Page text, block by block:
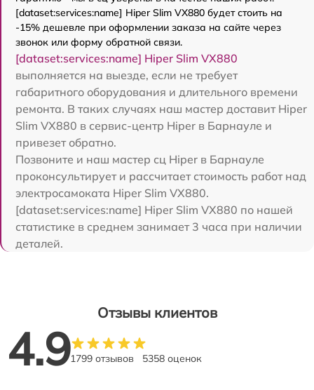
[dataset:services:name] Hiper Slim VX880 будет стоить на
-15% дешевле при оформлении заказа на сайте через
звонок или форму обратной связи.
[dataset:services:name] Hiper Slim VX880
выполняется на выезде, если не требует
габаритного оборудования и длительного времени
ремонта. В таких случаях наш мастер доставит Hiper
Slim VX880 в сервис-центр Hiper в Барнауле и
привезет обратно.
Позвоните и наш мастер сц Hiper в Барнауле
проконсультирует и рассчитает стоимость работ над
электросамоката Hiper Slim VX880.
[dataset:services:name] Hiper Slim VX880 по нашей
статистике в среднем занимает 3 часа при наличии
деталей.
Отзывы клиентов
4.91799 отзывов 5358 оценок